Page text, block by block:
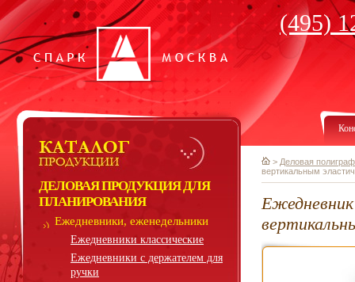
(495)
ДЕЛОВАЯ ПРОДУКЦИЯ ДЛЯ
ПЛАНИРОВАНИЯ
Ежедневники, еженедельники
Ежедневники классические
Ежедневники с держателем для
ручки
> Деловая
вертикальным